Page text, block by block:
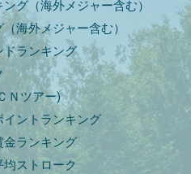
グ（海外メジャー含む）
海外メジャー含む）
ドランキング
Ｎツアー)
イントランキング
金ランキング
均ストローク